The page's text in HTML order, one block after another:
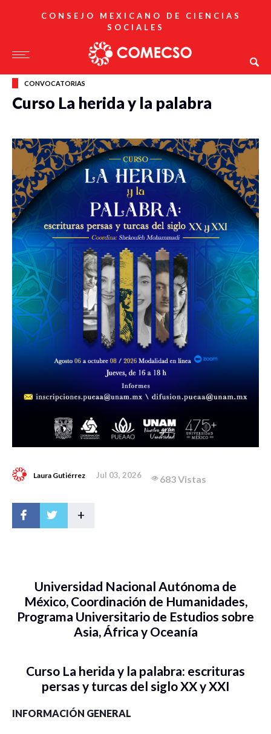
CONSEJO MEXICANO DE CIENCIAS
SOCIALES
CONVOCATORIAS
Curso La herida y la palabra
Laura Gutiérrez Jul 03, 2026 683 Vistas
+
Universidad Nacional Autónoma de
México, Coordinación de Humanidades,
Programa Universitario de Estudios sobre
Asia, África y Oceanía
Curso La herida y la palabra: escrituras
persas y turcas del siglo XX y XXI
INFORMACIÓN GENERAL